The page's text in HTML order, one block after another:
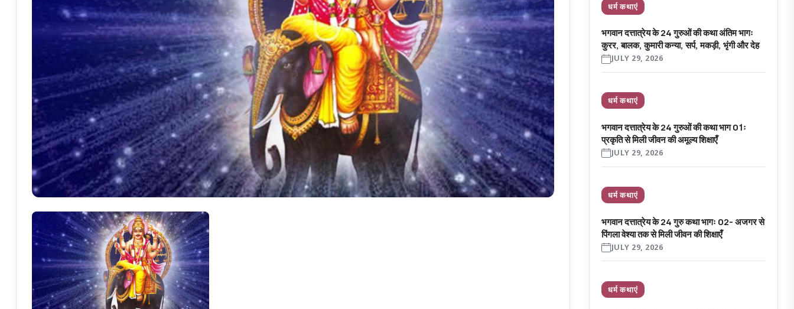
धर्म कथाएं
भगवान दत्तात्रेय के 24 गुरुओं की कथा अंतिम भागः
कुरर, बालक, कुमारी कन्या, सर्प, मकड़ी, भृंगी और देह
JULY 29, 2026
धर्म कथाएं
भगवान दत्तात्रेय के 24 गुरुओं की कथा भाग 01ः
प्रकृति से मिली जीवन की अमूल्य शिक्षाएँ
JULY 29, 2026
धर्म कथाएं
भगवान दत्तात्रेय के 24 गुरु कथा भागः 02- अजगर से
पिंगला वेश्या तक से मिली जीवन की शिक्षाएँ
JULY 29, 2026
धर्म कथाएं